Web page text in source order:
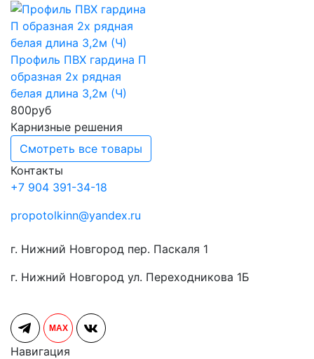
Профиль ПВХ гардина П
образная 2х рядная
белая длина 3,2м (Ч)
800руб
Карнизные решения
Смотреть все товары
Контакты
+7 904 391-34-18
propotolkinn@yandex.ru
г. Нижний Новгород пер. Паскаля 1
г. Нижний Новгород ул. Переходникова 1Б
MAX
Навигация